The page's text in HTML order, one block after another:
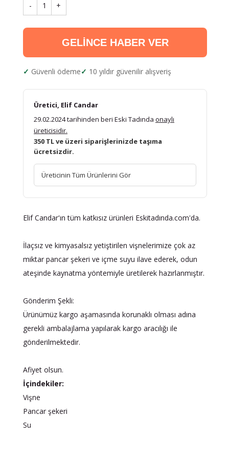
- 1 +
GELİNCE HABER VER
Güvenli ödeme 10 yıldır güvenilir alışveriş
Üretici, Elif Candar
29.02.2024 tarihinden beri Eski Tadında onaylı
üreticisidir.
350 TL ve üzeri siparişlerinizde taşıma
ücretsizdir.
Üreticinin Tüm Ürünlerini Gör
Elif Candar'ın tüm katkısız ürünleri Eskitadında.com'da.
İlaçsız ve kimyasalsız yetiştirilen vişnelerimize çok az
miktar pancar şekeri ve içme suyu ilave ederek, odun
ateşinde kaynatma yöntemiyle üretilerek hazırlanmıştır.
Gönderim Şekli:
Ürünümüz kargo aşamasında korunaklı olması adına
gerekli ambalajlama yapılarak kargo aracılığı ile
gönderilmektedir.
Afiyet olsun.
İçindekiler:
Vişne
Pancar şekeri
Su